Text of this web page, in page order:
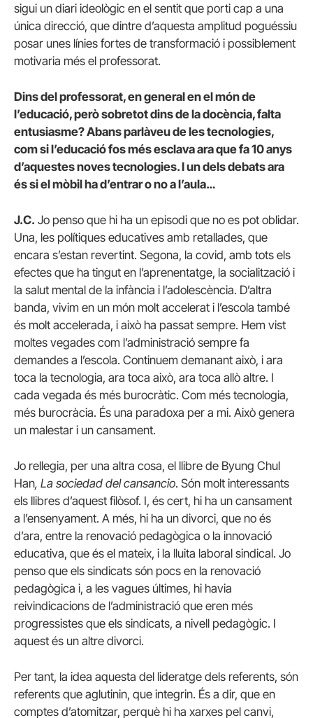
sigui un diari ideològic en el sentit que porti cap a una
única direcció, que dintre d’aquesta amplitud poguéssiu
posar unes línies fortes de transformació i possiblement
motivaria més el professorat.
Dins del professorat, en general en el món de
l’educació, però sobretot dins de la docència, falta
entusiasme? Abans parlàveu de les tecnologies,
com si l’educació fos més esclava ara que fa 10 anys
d’aquestes noves tecnologies. I un dels debats ara
és si el mòbil ha d’entrar o no a l’aula…
J.C. Jo penso que hi ha un episodi que no es pot oblidar.
Una, les polítiques educatives amb retallades, que
encara s’estan revertint. Segona, la covid, amb tots els
efectes que ha tingut en l’aprenentatge, la socialització i
la salut mental de la infància i l’adolescència. D’altra
banda, vivim en un món molt accelerat i l’escola també
és molt accelerada, i això ha passat sempre. Hem vist
moltes vegades com l’administració sempre fa
demandes a l’escola. Continuem demanant això, i ara
toca la tecnologia, ara toca això, ara toca allò altre. I
cada vegada és més burocràtic. Com més tecnologia,
més burocràcia. És una paradoxa per a mi. Això genera
un malestar i un cansament.
Jo rellegia, per una altra cosa, el llibre de Byung Chul
Han, La sociedad del cansancio. Són molt interessants
els llibres d’aquest filòsof. I, és cert, hi ha un cansament
a l’ensenyament. A més, hi ha un divorci, que no és
d’ara, entre la renovació pedagògica o la innovació
educativa, que és el mateix, i la lluita laboral sindical. Jo
penso que els sindicats són pocs en la renovació
pedagògica i, a les vagues últimes, hi havia
reivindicacions de l’administració que eren més
progressistes que els sindicats, a nivell pedagògic. I
aquest és un altre divorci.
Per tant, la idea aquesta del lideratge dels referents, són
referents que aglutinin, que integrin. És a dir, que en
comptes d’atomitzar, perquè hi ha xarxes pel canvi,